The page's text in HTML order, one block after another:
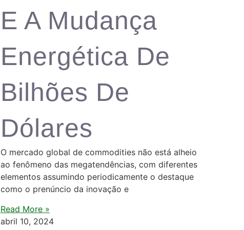
E A Mudança
Energética De
Bilhões De
Dólares
O mercado global de commodities não está alheio
ao fenômeno das megatendências, com diferentes
elementos assumindo periodicamente o destaque
como o prenúncio da inovação e
Read More »
abril 10, 2024